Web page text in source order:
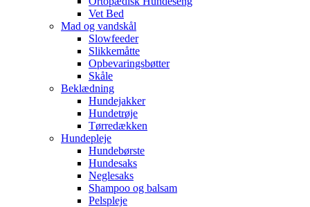
Vet Bed
Mad og vandskål
Slowfeeder
Slikkemåtte
Opbevaringsbøtter
Skåle
Beklædning
Hundejakker
Hundetrøje
Tørredækken
Hundepleje
Hundebørste
Hundesaks
Neglesaks
Shampoo og balsam
Pelspleje